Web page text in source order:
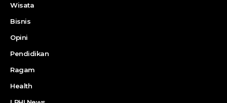
Wisata
Bisnis
Opini
Pendidikan
Ragam
Health